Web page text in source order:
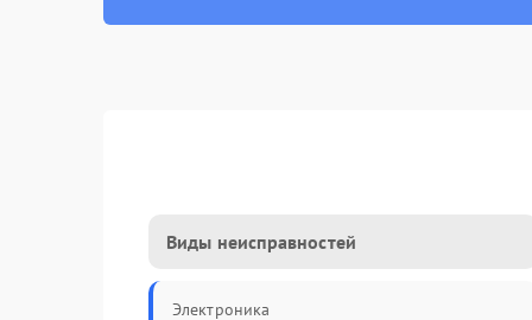
Виды неисправностей
Электроника